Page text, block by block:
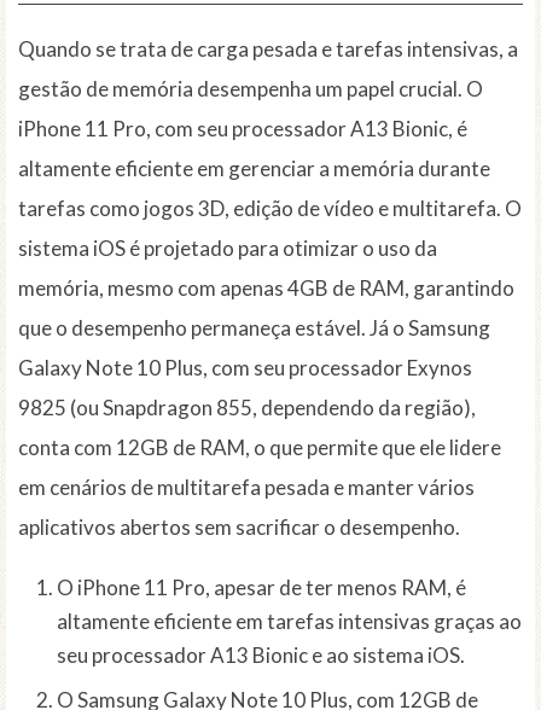
Quando se trata de carga pesada e tarefas intensivas, a
gestão de memória desempenha um papel crucial. O
iPhone 11 Pro, com seu processador A13 Bionic, é
altamente eficiente em gerenciar a memória durante
tarefas como jogos 3D, edição de vídeo e multitarefa. O
sistema iOS é projetado para otimizar o uso da
memória, mesmo com apenas 4GB de RAM, garantindo
que o desempenho permaneça estável. Já o Samsung
Galaxy Note 10 Plus, com seu processador Exynos
9825 (ou Snapdragon 855, dependendo da região),
conta com 12GB de RAM, o que permite que ele lidere
em cenários de multitarefa pesada e manter vários
aplicativos abertos sem sacrificar o desempenho.
O iPhone 11 Pro, apesar de ter menos RAM, é
altamente eficiente em tarefas intensivas graças ao
seu processador A13 Bionic e ao sistema iOS.
O Samsung Galaxy Note 10 Plus, com 12GB de